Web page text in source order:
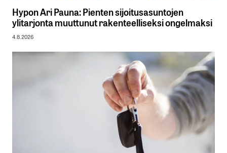
Hypon Ari Pauna: Pienten sijoitusasuntojen
ylitarjonta muuttunut rakenteelliseksi ongelmaksi
4.8.2026